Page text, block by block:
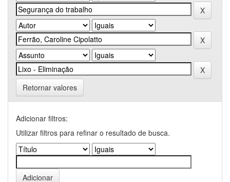
Retornar valores
Adicionar filtros:
Utilizar filtros para refinar o resultado de busca.